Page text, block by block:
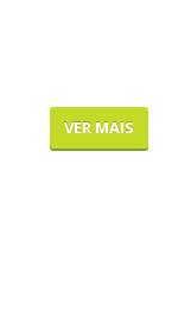
VER MAIS